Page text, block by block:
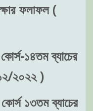
ফলাফল (
১৪তম ব্যাচের
২০২২ )
১৩তম ব্যাচের